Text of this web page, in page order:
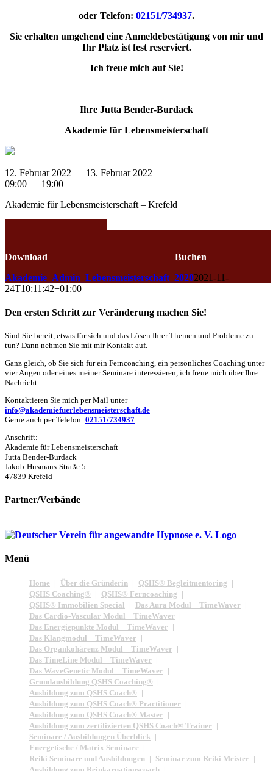
oder Telefon: 02151/734937.
Sie erhalten umgehend eine Anmeldebestätigung von mir und
Ihr Platz ist fest reserviert.
Ich freue mich auf Sie!
Ihre Jutta Bender-Burdack
Akademie für Lebensmeisterschaft
12. Februar 2022 — 13. Februar 2022
09:00 — 19:00
Akademie für Lebensmeisterschaft – Krefeld
Download
Buchen
Akademie_Admin_Lebensmeisterschaft_20202021-11-
24T10:11:42+01:00
Den ersten Schritt zur Veränderung machen Sie!
Sind Sie bereit, etwas für sich und das Lösen Ihrer Themen und Probleme zu
tun? Dann nehmen Sie mit mir Kontakt auf.
Ganz gleich, ob Sie sich für ein Ferncoaching, ein persönliches Coaching unter
vier Augen oder eines meiner Seminare interessieren, ich freue mich über Ihre
Nachricht.
Kontaktieren Sie mich per Mail unter
info@akademiefuerlebensmeisterschaft.de
Gerne auch per Telefon: 02151/734937
Anschrift:
Akademie für Lebensmeisterschaft
Jutta Bender-Burdack
Jakob-Husmans-Straße 5
47839 Krefeld
Partner/Verbände
Menü
Home Über die Gründerin
QSHS® Begleitmentoring
QSHS Coaching®
QSHS® Ferncoaching
QSHS® Immobilien Special
Das Aura Modul – TimeWaver
Das Cardio-Vascular Modul – TimeWaver
Das Energiepunkte Modul – TimeWaver
Das Klangmodul – TimeWaver
Das Organkohärenz Modul – TimeWaver
Das TimeLine Modul – TimeWaver
Das WaveGenetic Modul – TimeWaver
Grundausbildung QSHS Coaching®
Ausbildung zum QSHS Coach®
Ausbildung zum QSHS Coach® Practitioner
Ausbildung zum QSHS Coach® Master
Ausbildung zum zertifizierten QSHS Coach® Trainer
Seminare / Ausbildungen Überblick
Energetische / Matrix Seminare
Reiki Seminare und Ausbildungen
Seminar zum Reiki Meister